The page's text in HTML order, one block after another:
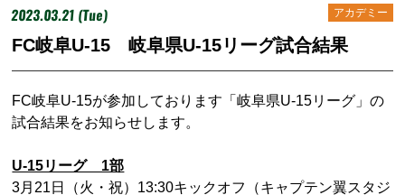
2023.03.21 (Tue) アカデミー
FC岐阜U-15 岐阜県U-15リーグ試合結果
FC岐阜U-15が参加しております「岐阜県U-15リーグ」の
試合結果をお知らせします。
U-15リーグ 1部
3月21日（火・祝）13:30キックオフ（キャプテン翼スタジ